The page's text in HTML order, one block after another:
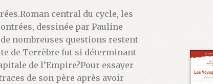
central du cycle, les
dessinée par Pauline
nombreuses questions restent
de Terrèbre fut si déterminant
de l’Empire?Pour essayer
de son père après avoir